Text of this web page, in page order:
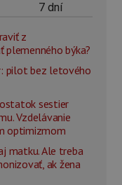
7 dní
z
býka?
pilot bez letového
sestier
Vzdelávanie
optimizmom
matku. Ale treba
ak žena